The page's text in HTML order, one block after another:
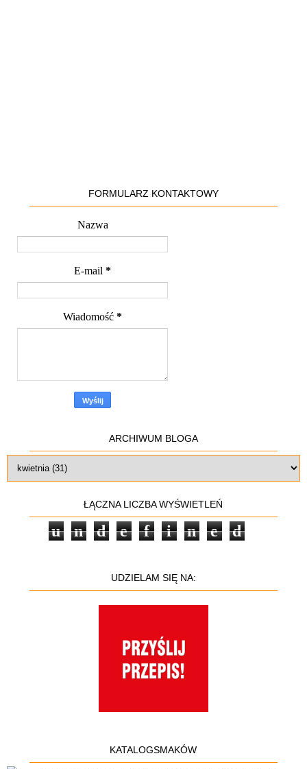
FORMULARZ KONTAKTOWY
Nazwa
E-mail *
Wiadomość *
ARCHIWUM BLOGA
ŁĄCZNA LICZBA WYŚWIETLEŃ
u n d e f i n e d
UDZIELAM SIĘ NA:
KATALOGSMAKÓW